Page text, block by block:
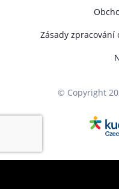
Zásady
© Copyright